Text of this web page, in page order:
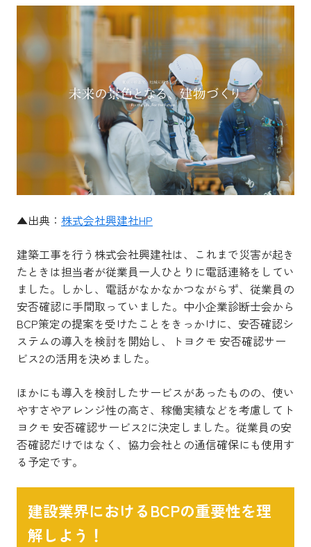
▲出典： 株式会社興建社HP
建築工事を行う株式会社興建社は、これまで災害が起き
たときは担当者が従業員一人ひとりに電話連絡をしてい
ました。しかし、電話がなかなかつながらず、従業員の
安否確認に手間取っていました。中小企業診断士会から
BCP策定の提案を受けたことをきっかけに、安否確認シ
ステムの導入を検討を開始し、トヨクモ 安否確認サー
ビス2の活用を決めました。
ほかにも導入を検討したサービスがあったものの、使い
やすさやアレンジ性の高さ、稼働実績などを考慮してト
ヨクモ 安否確認サービス2に決定しました。従業員の安
否確認だけではなく、協力会社との通信確保にも使用す
る予定です。
建設業界におけるBCPの重要性を理
解しよう！